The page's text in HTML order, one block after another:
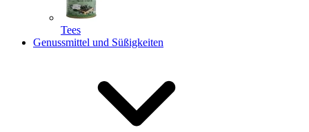
Tees
Genussmittel und Süßigkeiten